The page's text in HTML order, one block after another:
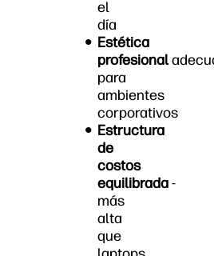
el
día
Estética
profesional
para
ambientes
corporativos
Estructura
de
costos
equilibrada-
más
alta
que